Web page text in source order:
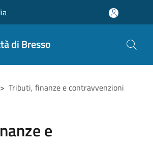
di Bresso
> Tributi, finanze e contravvenzioni
e